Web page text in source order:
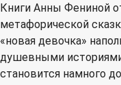
Книги Анны Фениной
метафорической
«новая девочка»
душевными
становится намного